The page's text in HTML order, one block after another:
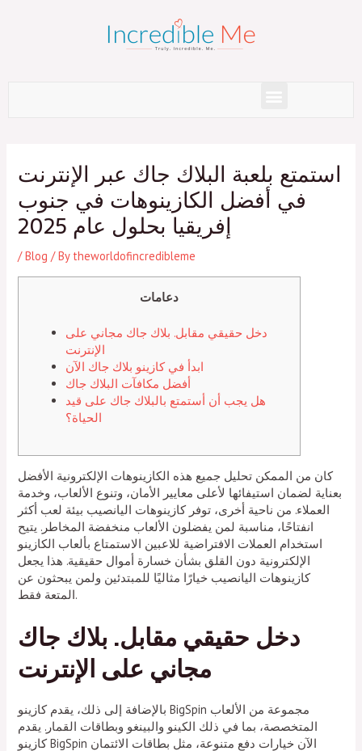
Menu
استمتع بلعبة البلاك جاك عبر الإنترنت
في أفضل الكازينوهات في جنوب
إفريقيا بحلول عام 2025
/Blog / By theworldofincredibleme
دعامات
دخل حقيقي مقابل. بلاك جاك مجاني على
الإنترنت
ابدأ في كازينو بلاك جاك الآن
أفضل مكافآت البلاك جاك
هل يجب أن أستمتع بالبلاك جاك على قيد
الحياة؟
كان من الممكن تحليل جميع هذه الكازينوهات الإلكترونية الأفضل
بعناية لضمان استيفائها لأعلى معايير الأمان، وتنوع الألعاب، وخدمة
العملاء. من ناحية أخرى، توفر كازينوهات اليانصيب بيئة لعب أكثر
انفتاحًا، مناسبة لمن يفضلون الألعاب منخفضة المخاطر. يتيح
استخدام العملات الافتراضية للاعبين الاستمتاع بألعاب الكازينو
الإلكترونية دون القلق بشأن خسارة أموال حقيقية. هذا يجعل
كازينوهات اليانصيب خيارًا مثاليًا للمبتدئين ولمن يبحثون عن
المتعة فقط.
دخل حقيقي مقابل. بلاك جاك
مجاني على الإنترنت
بالإضافة إلى ذلك، يقدم كازينو BigSpin مجموعة من الألعاب
المتخصصة، بما في ذلك الكينو والبينغو وبطاقات القمار. يقدم
كازينو BigSpin الآن خيارات دفع متنوعة، مثل بطاقات الائتمان